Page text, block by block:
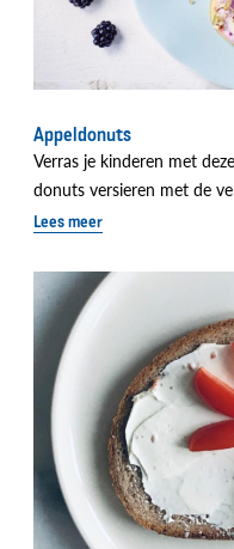
Appeldonuts
Verras je kinderen met
donuts versieren met de
Lees meer